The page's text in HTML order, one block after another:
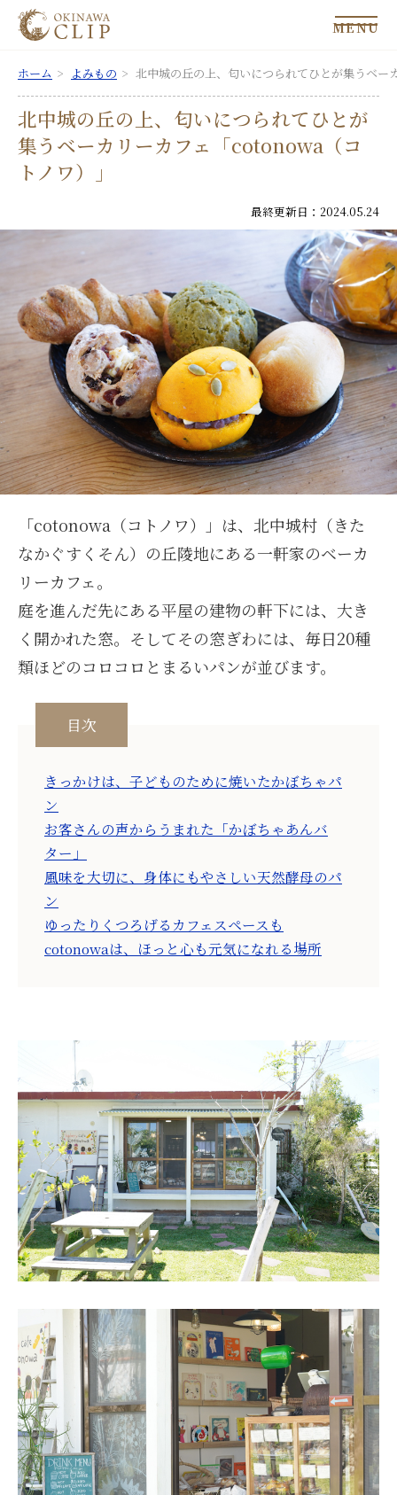
MENU
ホーム よみもの 北中城の丘の上、匂いにつられてひとが集うベ
北中城の丘の上、匂いにつられてひとが
集うベーカリーカフェ「cotonowa（コ
トノワ）」
最終更新日：2024.05.24
「cotonowa（コトノワ）」は、北中城村（きた
なかぐすくそん）の丘陵地にある一軒家のベーカ
リーカフェ。
庭を進んだ先にある平屋の建物の軒下には、大き
く開かれた窓。そしてその窓ぎわには、毎日20種
類ほどのコロコロとまるいパンが並びます。
目次
きっかけは、子どものために焼いたかぼちゃパ
ン
お客さんの声からうまれた「かぼちゃあんバ
ター」
風味を大切に、身体にもやさしい天然酵母のパ
ン
ゆったりくつろげるカフェスペースも
cotonowaは、ほっと心も元気になれる場所